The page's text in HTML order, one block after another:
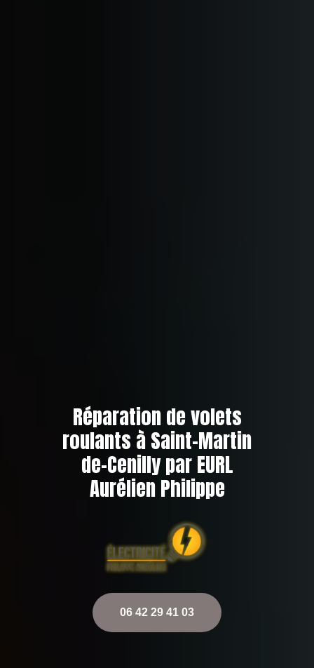
Réparation de volets
roulants à Saint-Martin
de-Cenilly par EURL
Aurélien Philippe
06 42 29 41 03